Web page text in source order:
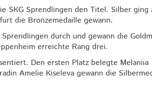
SKG Sprendlingen den Titel. Silber ging
die Bronzemedaille gewann.
durch und gewann die
erreichte Rang drei.
Den ersten Platz belegte Melaniia
Amelie Kiseleva gewann die